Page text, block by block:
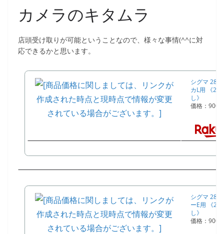
カメラのキタムラ
店頭受け取りが可能ということなので、様々な事情(^^に対
応できるかと思います。
シグマ 28-
カL用 《
し》
価格：
シグマ 28-
ーE用 《
し》
価格：